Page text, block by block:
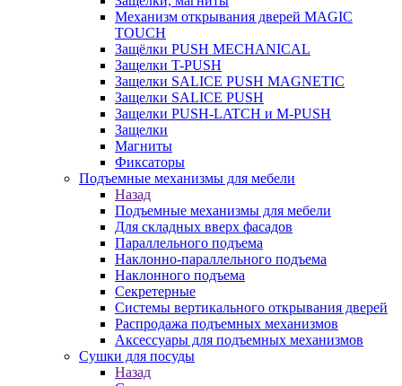
Механизм открывания дверей MAGIC
TOUCH
Защёлки PUSH MECHANICAL
Защелки T-PUSH
Защелки SALICE PUSH MAGNETIC
Защелки SALICE PUSH
Защелки PUSH-LATCH и M-PUSH
Защелки
Магниты
Фиксаторы
Подъемные механизмы для мебели
Назад
Подъемные механизмы для мебели
Для складных вверх фасадов
Параллельного подъема
Наклонно-параллельного подъема
Наклонного подъема
Секретерные
Системы вертикального открывания дверей
Распродажа подъемных механизмов
Аксессуары для подъемных механизмов
Сушки для посуды
Назад